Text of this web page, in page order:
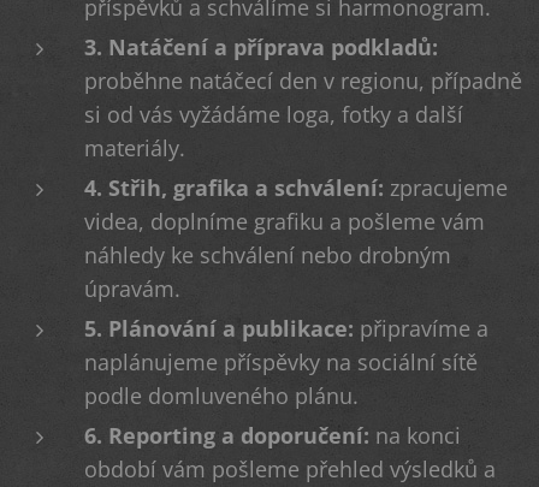
příspěvků a schválíme si harmonogram.
3. Natáčení a příprava podkladů:
proběhne natáčecí den v regionu, případně
si od vás vyžádáme loga, fotky a další
materiály.
4. Střih, grafika a schválení: zpracujeme
videa, doplníme grafiku a pošleme vám
náhledy ke schválení nebo drobným
úpravám.
5. Plánování a publikace: připravíme a
naplánujeme příspěvky na sociální sítě
podle domluveného plánu.
6. Reporting a doporučení: na konci
období vám pošleme přehled výsledků a